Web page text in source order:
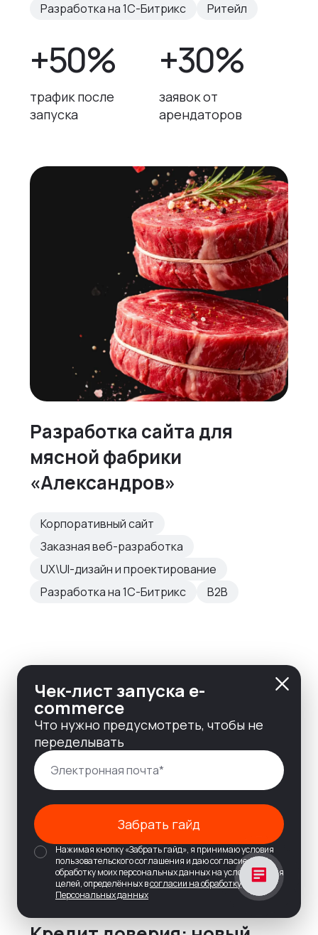
Разработка на 1С-Битрикс
Ритейл
+50%
трафик после
запуска
+30%
заявок от
арендаторов
Разработка сайта для
мясной фабрики
«Александров»
Корпоративный сайт
Заказная веб-разработка
UX\UI-дизайн и проектирование
Разработка на 1С-Битрикс
B2B
Чек-лист запуска e-
commerce
Что нужно предусмотреть, чтобы не
переделывать
Забрать гайд
Нажимая кнопку «Забрать гайд», я принимаю условия
пользовательского соглашения и даю согласие на
обработку моих персональных данных на условиях и для
целей, определённых всогласии на обработку
Персональных данных